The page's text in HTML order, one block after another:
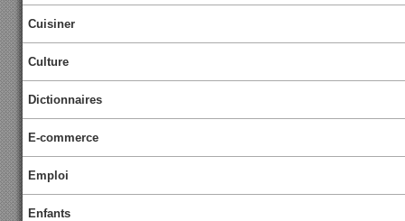
Cuisiner
Culture
Dictionnaires
E-commerce
Emploi
Enfants